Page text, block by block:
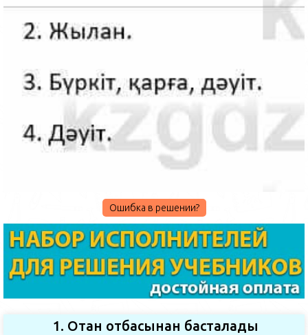
Ошибка в решении?
1. Отан отбасынан басталады